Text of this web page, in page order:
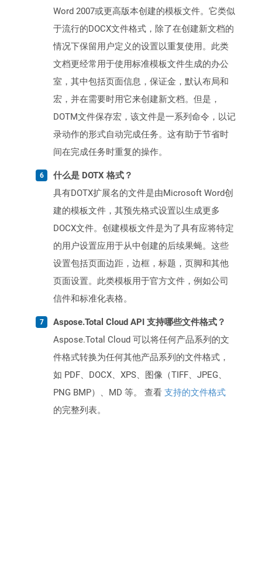
Word 2007或更高版本创建的模板文件。它类似
于流行的DOCX文件格式，除了在创建新文档的
情况下保留用户定义的设置以重复使用。此类
文档更经常用于使用标准模板文件生成的办公
室，其中包括页面信息，保证金，默认布局和
宏，并在需要时用它来创建新文档。但是，
DOTM文件保存宏，该文件是一系列命令，以记
录动作的形式自动完成任务。这有助于节省时
间在完成任务时重复的操作。
什么是 DOTX 格式？
具有DOTX扩展名的文件是由Microsoft Word创
建的模板文件，其预先格式设置以生成更多
DOCX文件。创建模板文件是为了具有应将特定
的用户设置应用于从中创建的后续果蝇。这些
设置包括页面边距，边框，标题，页脚和其他
页面设置。此类模板用于官方文件，例如公司
信件和标准化表格。
Aspose.Total Cloud API 支持哪些文件格式？
Aspose.Total Cloud 可以将任何产品系列的文
件格式转换为任何其他产品系列的文件格式，
如 PDF、DOCX、XPS、图像（TIFF、JPEG、
PNG BMP）、MD 等。 查看 支持的文件格式
的完整列表。